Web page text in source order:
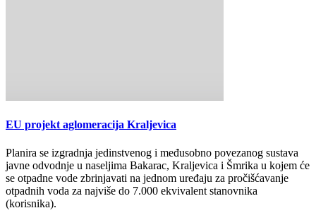
EU projekt aglomeracija Kraljevica
Planira se izgradnja jedinstvenog i međusobno povezanog sustava
javne odvodnje u naseljima Bakarac, Kraljevica i Šmrika u kojem će
se otpadne vode zbrinjavati na jednom uređaju za pročišćavanje
otpadnih voda za najviše do 7.000 ekvivalent stanovnika
(korisnika).